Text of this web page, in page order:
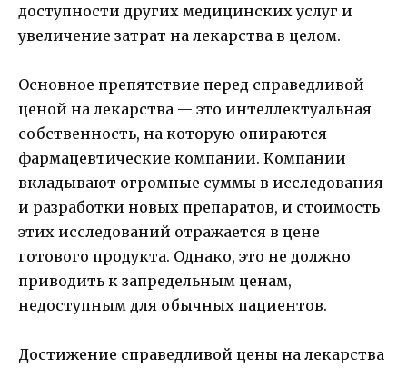
доступности других медицинских услуг и
увеличение затрат на лекарства в целом.
Основное препятствие перед справедливой
ценой на лекарства — это интеллектуальная
собственность, на которую опираются
фармацевтические компании. Компании
вкладывают огромные суммы в исследования
и разработки новых препаратов, и стоимость
этих исследований отражается в цене
готового продукта. Однако, это не должно
приводить к запредельным ценам,
недоступным для обычных пациентов.
Достижение справедливой цены на лекарства